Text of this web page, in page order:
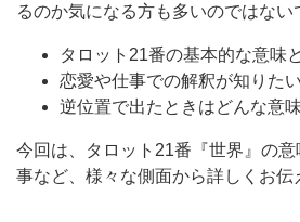
るのか気になる方も多いのではない
タロット21番の基本的な意味
恋愛や仕事での解釈が知りたい
逆位置で出たときはどんな意
今回は、タロット21番『世界』の
事など、様々な側面から詳しくお伝